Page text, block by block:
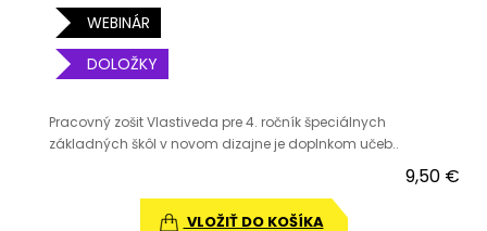
WEBINÁR
DOLOŽKY
Pracovný zošit Vlastiveda pre 4. ročník špeciálnych
základných škôl v novom dizajne je doplnkom učeb..
9,50 €
VLOŽIŤ DO KOŠÍKA